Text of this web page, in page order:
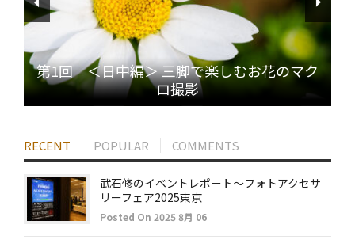
第1回 ＜日中編＞ 三脚で楽しむお花のマク
ロ撮影
RECENT POPULAR COMMENTS
武石修のイベントレポート～フォトアクセサ
リーフェア2025東京
Posted On 2025 8月 06